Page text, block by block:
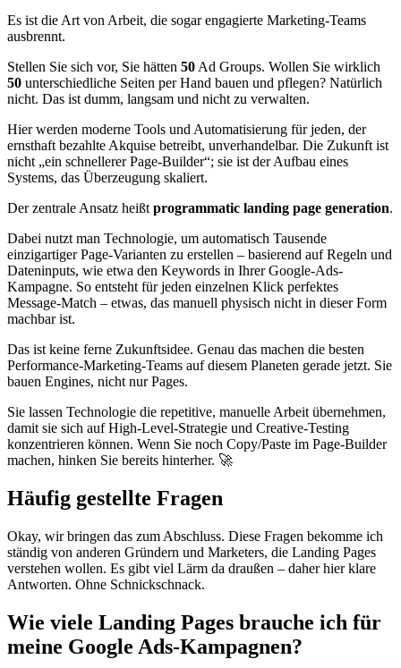
Es ist die Art von Arbeit, die sogar engagierte Marketing-Teams
ausbrennt.
Stellen Sie sich vor, Sie hätten 50 Ad Groups. Wollen Sie wirklich
50 unterschiedliche Seiten per Hand bauen und pflegen? Natürlich
nicht. Das ist dumm, langsam und nicht zu verwalten.
Hier werden moderne Tools und Automatisierung für jeden, der
ernsthaft bezahlte Akquise betreibt, unverhandelbar. Die Zukunft ist
nicht „ein schnellerer Page-Builder“; sie ist der Aufbau eines
Systems, das Überzeugung skaliert.
Der zentrale Ansatz heißt programmatic landing page generation.
Dabei nutzt man Technologie, um automatisch Tausende
einzigartiger Page-Varianten zu erstellen – basierend auf Regeln und
Dateninputs, wie etwa den Keywords in Ihrer Google-Ads-
Kampagne. So entsteht für jeden einzelnen Klick perfektes
Message-Match – etwas, das manuell physisch nicht in dieser Form
machbar ist.
Das ist keine ferne Zukunftsidee. Genau das machen die besten
Performance-Marketing-Teams auf diesem Planeten gerade jetzt. Sie
bauen Engines, nicht nur Pages.
Sie lassen Technologie die repetitive, manuelle Arbeit übernehmen,
damit sie sich auf High-Level-Strategie und Creative-Testing
konzentrieren können. Wenn Sie noch Copy/Paste im Page-Builder
machen, hinken Sie bereits hinterher. 🚀
Häufig gestellte Fragen
Okay, wir bringen das zum Abschluss. Diese Fragen bekomme ich
ständig von anderen Gründern und Marketers, die Landing Pages
verstehen wollen. Es gibt viel Lärm da draußen – daher hier klare
Antworten. Ohne Schnickschnack.
Wie viele Landing Pages brauche ich für
meine Google Ads-Kampagnen?